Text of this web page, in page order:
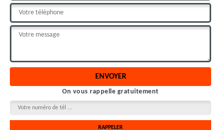
On vous rappelle gratuitement